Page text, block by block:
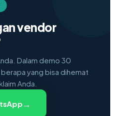
vendor
Dalam demo 30
yang bisa dihemat
Anda.
→